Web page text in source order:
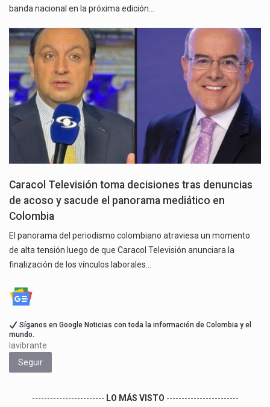
banda nacional en la próxima edición…
Caracol Televisión toma decisiones tras denuncias
de acoso y sacude el panorama mediático en
Colombia
El panorama del periodismo colombiano atraviesa un momento
de alta tensión luego de que Caracol Televisión anunciara la
finalización de los vínculos laborales…
Síganos en Google Noticias con toda la información de Colombia y el
mundo.
lavibrante
Seguir
------------------------ LO MÁS VISTO ------------------------